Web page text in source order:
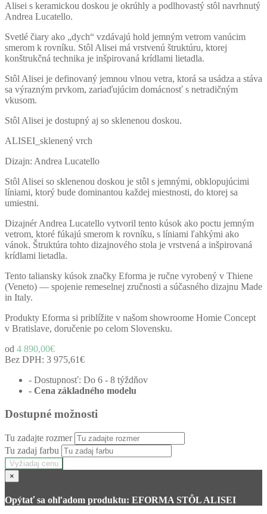
Alisei s keramickou doskou je okrúhly a podlhovastý stôl navrhnutý
Andrea Lucatello.
Svetlé čiary ako „dych“ vzdávajú hold jemným vetrom vanúcim
smerom k rovníku. Stôl Alisei má vrstvenú štruktúru, ktorej
konštrukčná technika je inšpirovaná krídlami lietadla.
Stôl Alisei je definovaný jemnou vlnou vetra, ktorá sa usádza a stáva
sa výrazným prvkom, zariaďujúcim domácnosť s netradičným
vkusom.
Stôl Alisei je dostupný aj so sklenenou doskou.
ALISEI_sklenený vrch
Dizajn: Andrea Lucatello
Stôl Alisei so sklenenou doskou je stôl s jemnými, obklopujúcimi
líniami, ktorý bude dominantou každej miestnosti, do ktorej sa
umiestni.
Dizajnér Andrea Lucatello vytvoril tento kúsok ako poctu jemným
vetrom, ktoré fúkajú smerom k rovníku, s líniami ľahkými ako
vánok. Štruktúra tohto dizajnového stola je vrstvená a inšpirovaná
krídlami lietadla.
Tento taliansky kúsok značky Eforma je ručne vyrobený v Thiene
(Veneto) — spojenie remeselnej zručnosti a súčasného dizajnu Made
in Italy.
Produkty Eforma si priblížite v našom showroome Homie Concept
v Bratislave, doručenie po celom Slovensku.
od 4 890,00€
Bez DPH: 3 975,61€
- Dostupnosť: Do 6 - 8 týždňov
- Cena základného modelu
Dostupné možnosti
Tu zadajte rozmer
Tu zadaj farbu
Vyžiadaj cenu
×
Opýtať sa ohľadom produktu: EFORMA STÔL ALISEI